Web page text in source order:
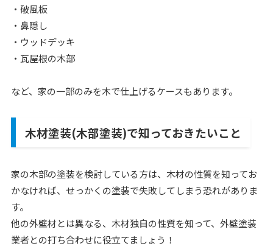
・破風板
・鼻隠し
・ウッドデッキ
・瓦屋根の木部
など、家の一部のみを木で仕上げるケースもあります。
木材塗装(木部塗装)で知っておきたいこと
家の木部の塗装を検討している方は、木材の性質を知ってお
かなければ、せっかくの塗装で失敗してしまう恐れがありま
す。
他の外壁材とは異なる、木材独自の性質を知って、外壁塗装
業者との打ち合わせに役立てましょう！